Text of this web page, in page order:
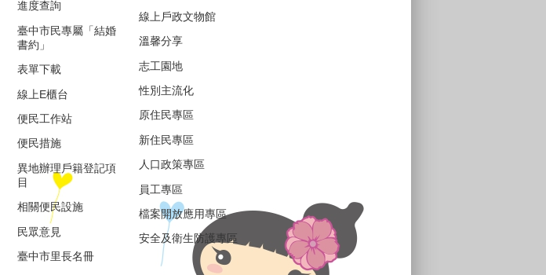
進度查詢
臺中市民專屬「結婚
書約」
表單下載
線上E櫃台
便民工作站
便民措施
異地辦理戶籍登記項
目
相關便民設施
民眾意見
臺中市里長名冊
線上戶政文物館
溫馨分享
志工園地
性別主流化
原住民專區
新住民專區
人口政策專區
員工專區
檔案開放應用專區
安全及衛生防護專區